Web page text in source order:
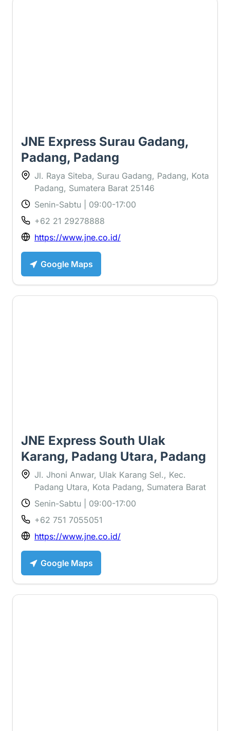
JNE Express Surau Gadang,
Padang, Padang
Jl. Raya Siteba, Surau Gadang, Padang, Kota
Padang, Sumatera Barat 25146
Senin-Sabtu | 09:00-17:00
+62 21 29278888
https://www.jne.co.id/
Google Maps
JNE Express South Ulak
Karang, Padang Utara, Padang
Jl. Jhoni Anwar, Ulak Karang Sel., Kec.
Padang Utara, Kota Padang, Sumatera Barat
Senin-Sabtu | 09:00-17:00
+62 751 7055051
https://www.jne.co.id/
Google Maps